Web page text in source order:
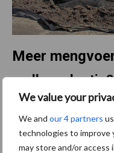
We value your
We and our 4 partners
technologies to improve
may store and/or access
Meer
melkproductie?
meer kilogrammen